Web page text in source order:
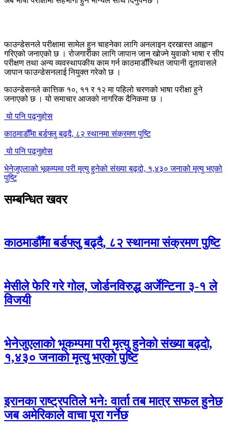
फाउन्डेसनले परीक्षामा सामेल हुन चाहनेका लागि अनलाइन दरखास्त आह्वान
गरिएको जनाएको छ । रोजगारीका लागि जापान जान खोज्ने युवाको भाषा र सीप
परीक्षण तथा अन्य व्यवस्थापकीय काम गर्न काठमाडौँस्थित जापानी दूतावासले
जापान फाउन्डेसनलाई नियुक्त गरेको छ ।
फाउन्डेसनले कात्तिक १०, ११ र १२ मा पहिलो चरणको भाषा परीक्षा हुने
जनाएको छ । यो समाचार आजको नागरिक दैनिकमा छ ।
यो पनि पढ्नुहोस
काठमाडौँमा बर्डफ्लु बढ्दै, ८२ स्थानमा संक्रमण पुष्टि
यो पनि पढ्नुहोस
भेनेजुएलाको भूकम्पमा परी मृत्यु हुनेको संख्या बढ्दो, १,४३० जनाको मृत्यु भएको
पुष्टि
सम्बन्धित खवर
काठमाडौँमा बर्डफ्लु बढ्दै, ८२ स्थानमा संक्रमण पुष्टि
मेसीले फेरि गरे गोल, जोर्डनविरुद्ध अर्जेन्टिना ३-१ ले
विजयी
भेनेजुएलाको भूकम्पमा परी मृत्यु हुनेको संख्या बढ्दो,
१,४३० जनाको मृत्यु भएको पुष्टि
इरानका राष्ट्रपतिले भने: वार्ता तब मात्र सफल हुनेछ
जब अमेरिकाले वाचा पूरा गर्नेछ